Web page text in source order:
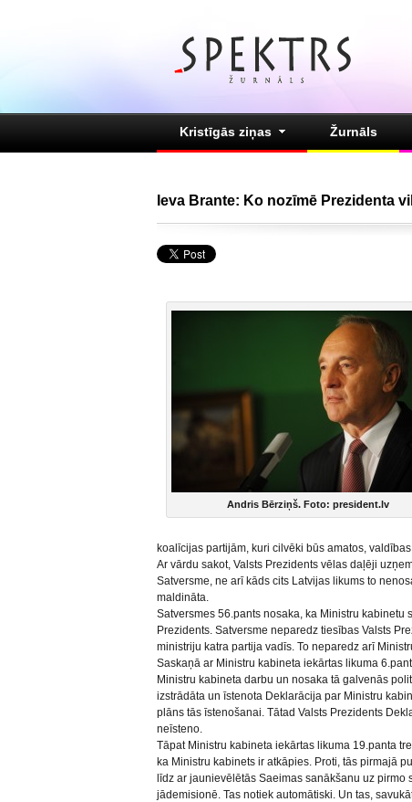
Kristīgās ziņas Žurnāls
Ieva Brante: Ko nozīmē Prezidenta
Andris Bērziņš. Foto: president.lv
koalīcijas partijām, kuri cilvēki būs amatos,
Ar vārdu sakot, Valsts Prezidents vēlas daļēji
Satversme, ne arī kāds cits Latvijas likums to
maldināta.
Satversmes 56.pants nosaka, ka Ministru kabinetu
Prezidents. Satversme neparedz tiesības Valsts
ministriju katra partija vadīs. To neparedz arī
Saskaņā ar Ministru kabineta iekārtas likuma
Ministru kabineta darbu un nosaka tā galvenās
izstrādāta un īstenota Deklarācija par Ministru
plāns tās īstenošanai. Tātad Valsts Prezidents
neīsteno.
Tāpat Ministru kabineta iekārtas likuma 19.panta
ka Ministru kabinets ir atkāpies. Proti, tās pirmajā
līdz ar jaunievēlētās Saeimas sanākšanu uz
jādemisionē. Tas notiek automātiski. Un tas,